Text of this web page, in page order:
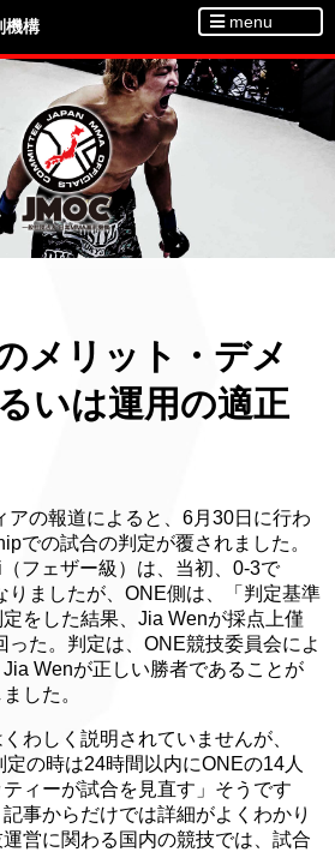
機構 menu
メリット・デメ
いは運用の適正
アの報道によると、6月30日に行わ
での試合の判定が覆されました。
フェザー級）は、当初、0-3で
りましたが、ONE側は、「判定基準
をした結果、Jia Wenが採点上僅
った。判定は、ONE競技委員会によ
Wenが正しい勝者であることが
した。
わしく説明されていませんが、
の時は24時間以内にONEの14人
ィーが試合を見直す」そうです
記事からだけでは詳細がよくわかり
営に関わる国内の競技では、試合